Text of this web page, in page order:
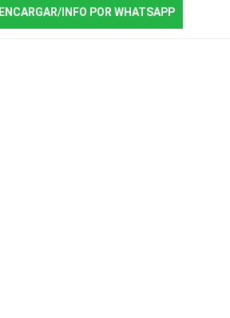
ENCARGAR/INFO POR WHATSAPP